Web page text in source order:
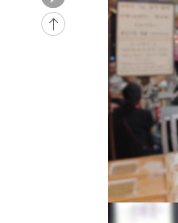
-22521초 전 >
AT마드리드 데
-21151초 전 >
[속보]與 강원
與 강원·TK 당
[속보]與전대 권
[속보]與 당대표
[속보]與 당대표
[속보]與 당대표
"일본축구협회,
[속보]장은수,
"얼마나 더웠으